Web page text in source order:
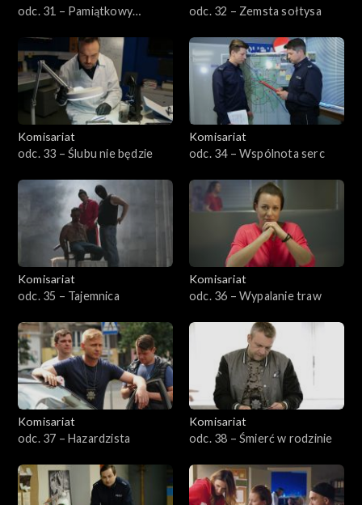
odc. 31 – Pamiątkowy
odc. 32 – Zemsta sołtysa
Komisariat
odc. 33 – Ślubu nie będzie
Komisariat
odc. 34 – Wspólnota serc
Komisariat
odc. 35 – Tajemnica
Komisariat
odc. 36 – Wypalanie traw
Komisariat
odc. 37 – Hazardzista
Komisariat
odc. 38 – Śmierć w rodzinie